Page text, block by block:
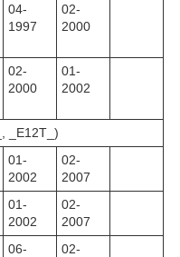
04-
1997
02-
2000
02-
2000
01-
2002
_E12T_)
01-
2002
02-
2007
01-
2002
02-
2007
06-
02-